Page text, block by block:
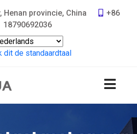
Henan provincie, China
+86
18790692036
dit de standaardtaal